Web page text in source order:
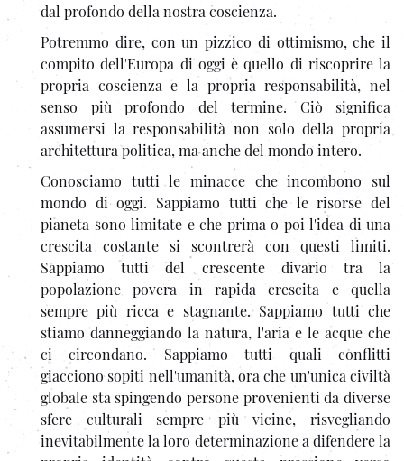
dal profondo della nostra coscienza.
Potremmo dire, con un pizzico di ottimismo, che il
compito dell'Europa di oggi è quello di riscoprire la
propria coscienza e la propria responsabilità, nel
senso più profondo del termine. Ciò significa
assumersi la responsabilità non solo della propria
architettura politica, ma anche del mondo intero.
Conosciamo tutti le minacce che incombono sul
mondo di oggi. Sappiamo tutti che le risorse del
pianeta sono limitate e che prima o poi l'idea di una
crescita costante si scontrerà con questi limiti.
Sappiamo tutti del crescente divario tra la
popolazione povera in rapida crescita e quella
sempre più ricca e stagnante. Sappiamo tutti che
stiamo danneggiando la natura, l'aria e le acque che
ci circondano. Sappiamo tutti quali conflitti
giacciono sopiti nell'umanità, ora che un'unica civiltà
globale sta spingendo persone provenienti da diverse
sfere culturali sempre più vicine, risvegliando
inevitabilmente la loro determinazione a difendere la